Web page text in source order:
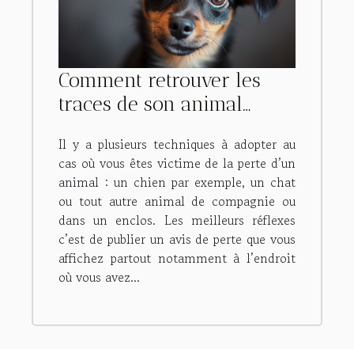
Comment retrouver les
traces de son animal
Il y a plusieurs techniques à adopter au
cas où vous êtes victime de la perte d’un
animal : un chien par exemple, un chat
ou tout autre animal de compagnie ou
dans un enclos. Les meilleurs réflexes
c’est de publier un avis de perte que vous
affichez partout notamment à l’endroit
où vous avez...